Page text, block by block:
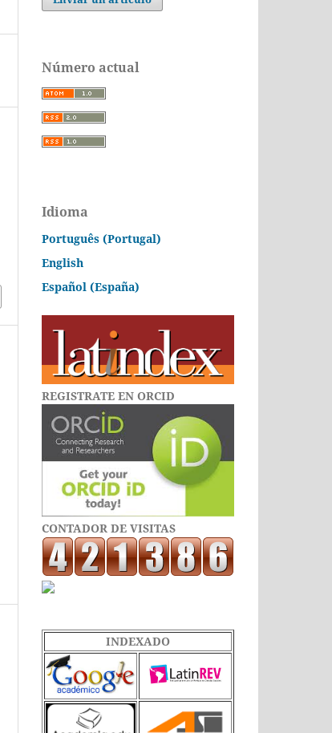
Número actual
Idioma
Português (Portugal)
English
Español (España)
REGISTRATE EN ORCID
CONTADOR DE VISITAS
INDEXADO